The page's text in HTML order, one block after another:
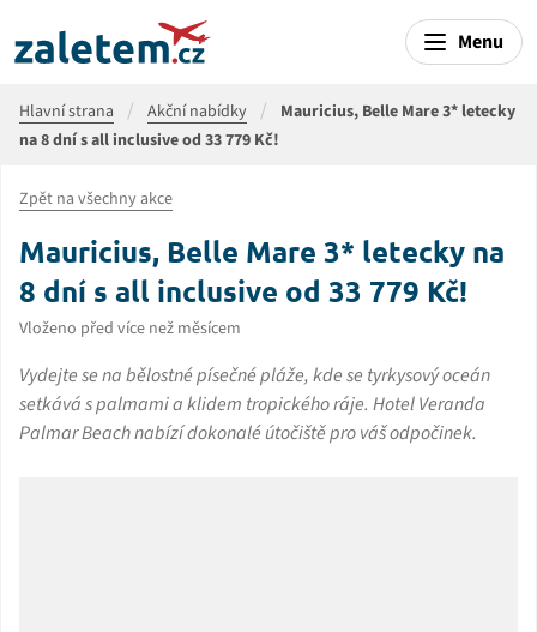
Menu
Hlavní strana Akční nabídky
Mauricius, Belle Mare 3* letecky
na 8 dní s all inclusive od 33 779 Kč!
Zpět na všechny akce
Mauricius, Belle Mare 3* letecky na
8 dní s all inclusive od 33 779 Kč!
Vloženo před více než měsícem
Vydejte se na bělostné písečné pláže, kde se tyrkysový oceán
setkává s palmami a klidem tropického ráje. Hotel Veranda
Palmar Beach nabízí dokonalé útočiště pro váš odpočinek.